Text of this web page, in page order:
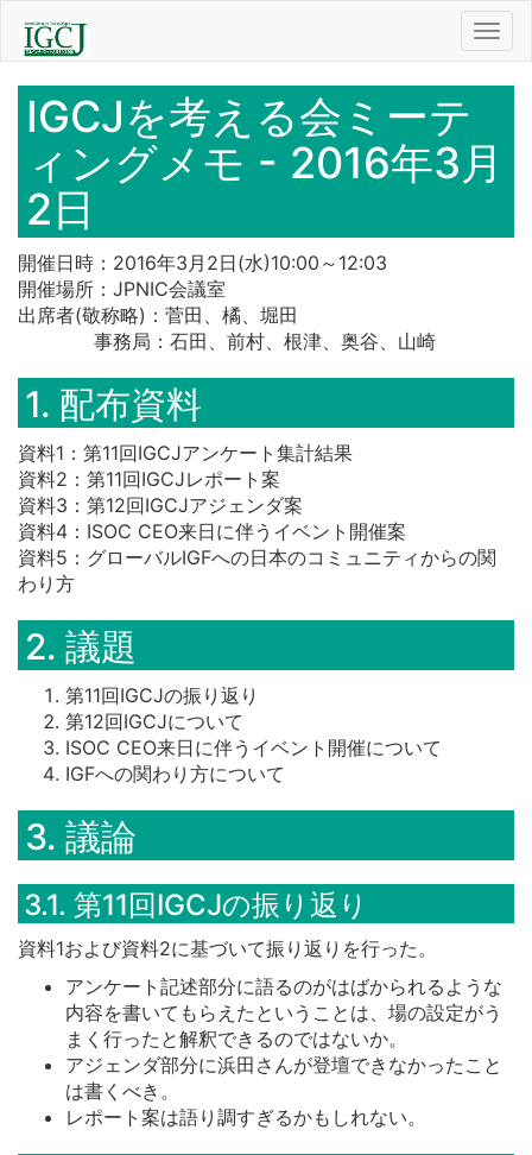
IGCJを考える会ミーテ
ィングメモ - 2016年3月
2日
開催日時： 2016年3月2日(水)10:00～12:03
開催場所：JPNIC会議室
出席者(敬称略)：菅田、橘、堀田
事務局：石田、前村、根津、奥谷、山崎
1. 配布資料
資料1：第11回IGCJアンケート集計結果
資料2：第11回IGCJレポート案
資料3：第12回IGCJアジェンダ案
資料4：ISOC CEO来日に伴うイベント開催案
資料5：グローバルIGFへの日本のコミュニティからの関
わり方
2. 議題
第11回IGCJの振り返り
第12回IGCJについて
ISOC CEO来日に伴うイベント開催について
IGFへの関わり方について
3. 議論
3.1. 第11回IGCJの振り返り
資料1および資料2に基づいて振り返りを行った。
アンケート記述部分に語るのがはばかられるような
内容を書いてもらえたということは、場の設定がう
まく行ったと解釈できるのではないか。
アジェンダ部分に浜田さんが登壇できなかったこと
は書くべき。
レポート案は語り調すぎるかもしれない。